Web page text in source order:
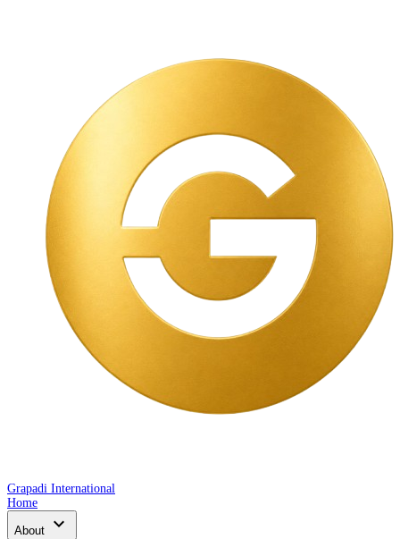
Grapadi International
Home
About expand_more